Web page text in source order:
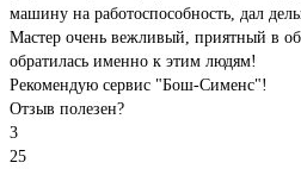
машину на работоспособность, дал
Мастер очень вежливый, приятный в
обратилась именно к этим людям!
Рекомендую сервис "Бош-Сименс"!
Отзыв полезен?
3
25